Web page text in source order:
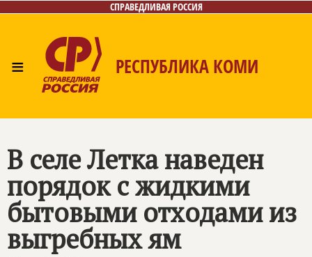
СПРАВЕДЛИВАЯ РОССИЯ
≡ РЕСПУБЛИКА КОМИ
Контакты
В селе Летка наведен
порядок с жидкими
бытовыми отходами из
выгребных ям